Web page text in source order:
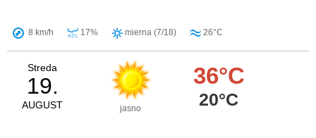
8 km/h 17% mierna (7/18) 26°C
Streda
19.
AUGUST jasno
36°C
20°C